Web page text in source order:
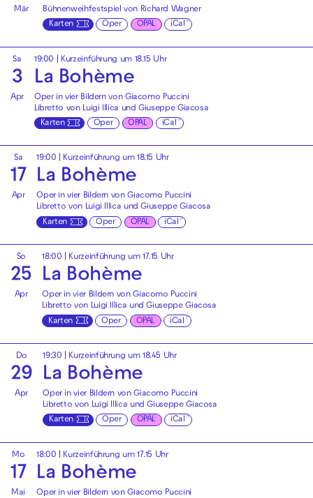
Mär
Bühnenweihfestspiel von Richard Wagner
Karten
Oper OPAL iCal
Sa
3
Apr
19:00 | Kurzeinführung um 18.15 Uhr
La Bohème
Oper in vier Bildern von Giacomo Puccini
Libretto von Luigi Illica und Giuseppe Giacosa
Karten
Oper OPAL iCal
Sa
17
Apr
19:00 | Kurzeinführung um 18.15 Uhr
La Bohème
Oper in vier Bildern von Giacomo Puccini
Libretto von Luigi Illica und Giuseppe Giacosa
Karten
Oper OPAL iCal
So
25
Apr
18:00 | Kurzeinführung um 17.15 Uhr
La Bohème
Oper in vier Bildern von Giacomo Puccini
Libretto von Luigi Illica und Giuseppe Giacosa
Karten
Oper OPAL iCal
Do
29
Apr
19:30 | Kurzeinführung um 18.45 Uhr
La Bohème
Oper in vier Bildern von Giacomo Puccini
Libretto von Luigi Illica und Giuseppe Giacosa
Karten
Oper OPAL iCal
Mo
17
Mai
18:00 | Kurzeinführung um 17.15 Uhr
La Bohème
Oper in vier Bildern von Giacomo Puccini